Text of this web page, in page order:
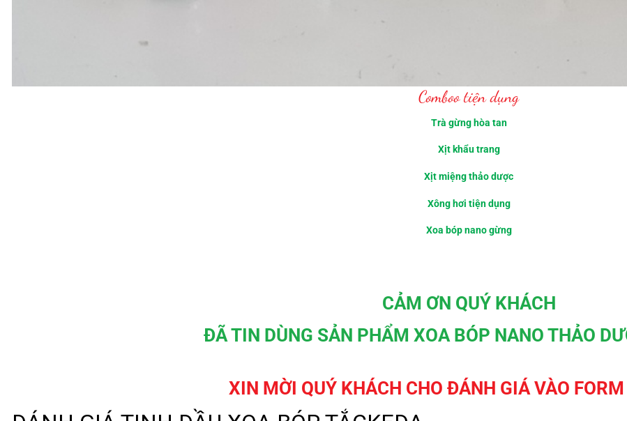
Comboo tiện dụng
Trà gừng hòa tan
Xịt khẩu trang
Xịt miệng thảo dược
Xông hơi tiện dụng
Xoa bóp nano gừng
CẢM ƠN QUÝ KHÁCH
ĐÃ TIN DÙNG SẢN PHẨM XOA BÓP NANO THẢO
XIN MỜI QUÝ KHÁCH CHO ĐÁNH GIÁ VÀO